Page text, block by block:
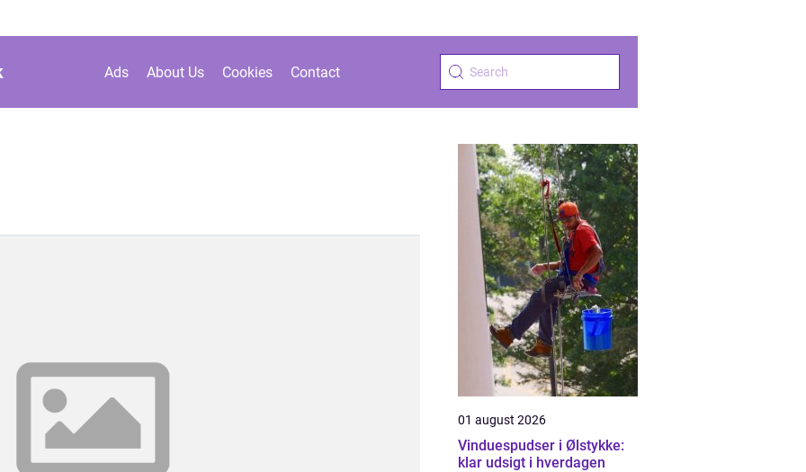
Ads About Us Cookies Contact
01 august 2026
Vinduespudser i Ølstykke:
klar udsigt i hverdagen